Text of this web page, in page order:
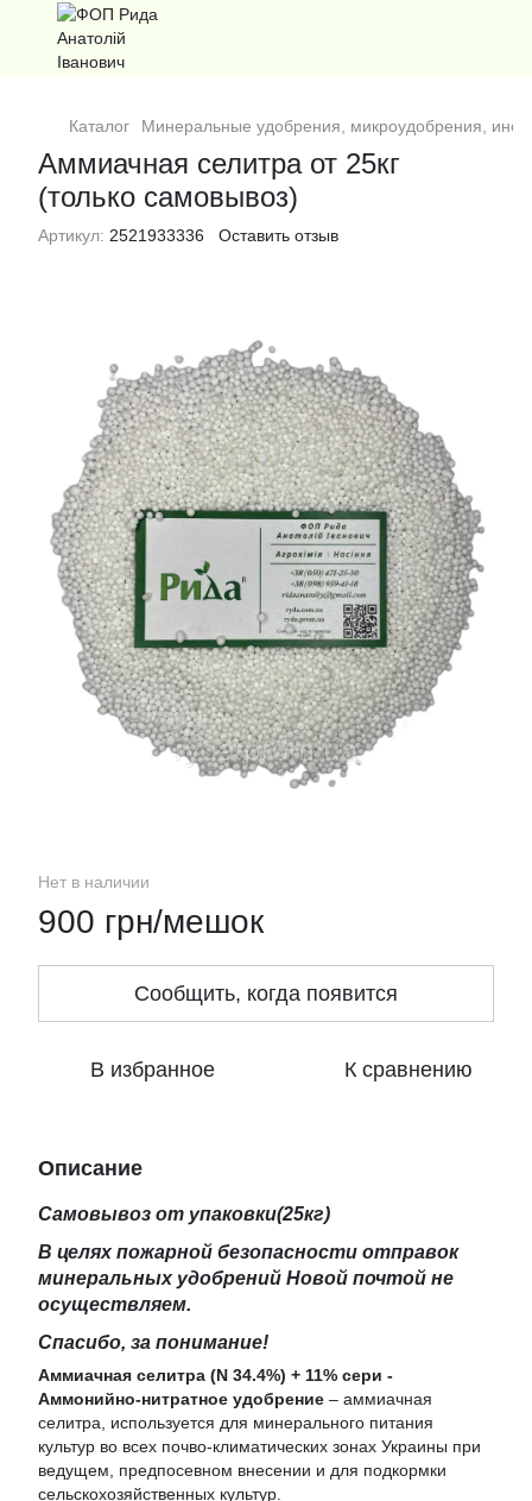
Каталог Минеральные удобрения, микроудобрения,
Аммиачная селитра от 25кг
(только самовывоз)
Артикул: 2521933336 Оставить отзыв
Нет в наличии
900 грн/мешок
Сообщить, когда появится
В избранное К сравнению
Описание
Самовывоз от упаковки(25кг)
В целях пожарной безопасности отправок
минеральных удобрений Новой почтой не
осуществляем.
Спасибо, за понимание!
Аммиачная селитра (N 34.4%) + 11% сери -
Аммонийно-нитратное удобрение – аммиачная
селитра, используется для минерального питания
культур во всех почво-климатических зонах Украины при
ведущем, предпосевном внесении и для подкормки
сельскохозяйственных культур.